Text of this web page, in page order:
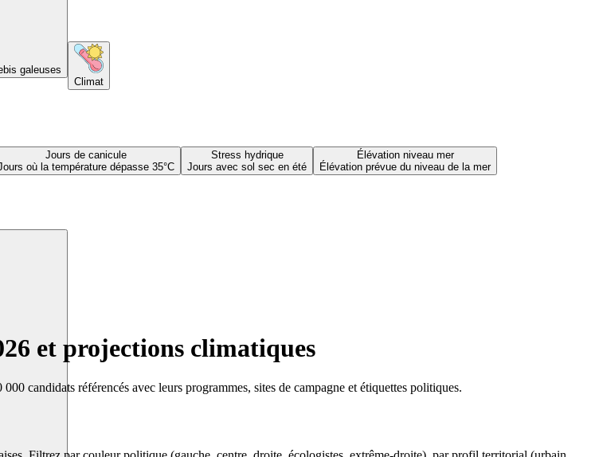
galeuses
Climat
Jours de canicule
où la température dépasse 35°C
Stress hydrique
Jours avec sol sec en été
Élévation niveau mer
Élévation prévue du niveau de la mer
et projections climatiques
candidats référencés avec leurs programmes, sites de campagne et étiquettes politiques.